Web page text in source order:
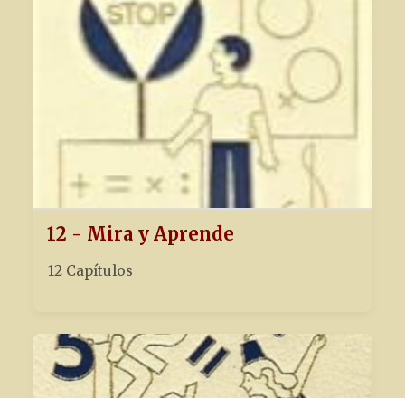
12 - Mira y Aprende
12 Capítulos